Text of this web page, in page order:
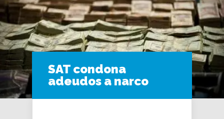
SAT condona
adeudos a narco